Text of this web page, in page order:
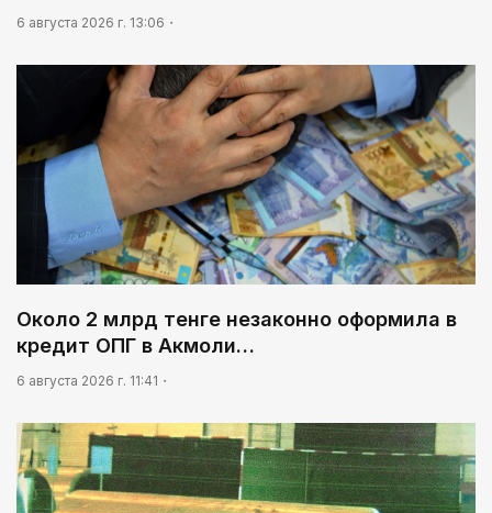
6 августа 2026 г. 13:06
Около 2 млрд тенге незаконно оформила в
кредит ОПГ в Акмоли…
6 августа 2026 г. 11:41